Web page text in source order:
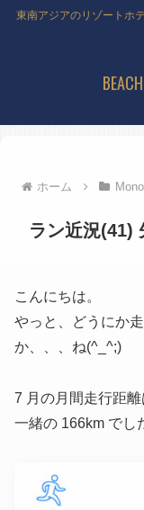
東南アジアのリゾートホ
ホーム
ラン近況(41)
こんにちは。
やっと、どうにか
か、、、ね(^_^;)
7 月の月間走行距
一緒の 166km でし